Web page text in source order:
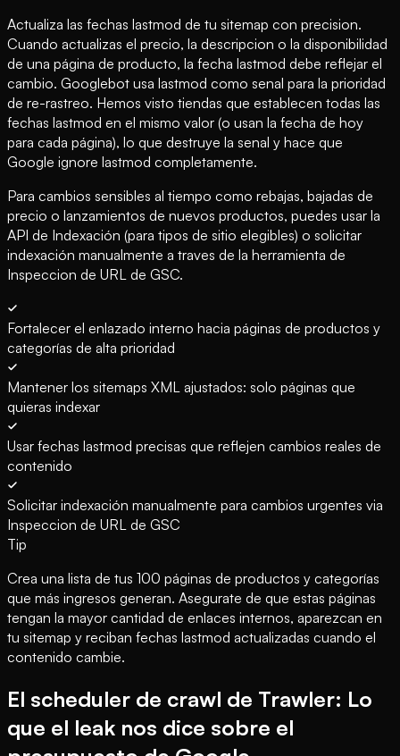
Actualiza las fechas lastmod de tu sitemap con precision.
Cuando actualizas el precio, la descripcion o la disponibilidad
de una página de producto, la fecha lastmod debe reflejar el
cambio. Googlebot usa lastmod como senal para la prioridad
de re-rastreo. Hemos visto tiendas que establecen todas las
fechas lastmod en el mismo valor (o usan la fecha de hoy
para cada página), lo que destruye la senal y hace que
Google ignore lastmod completamente.
Para cambios sensibles al tiempo como rebajas, bajadas de
precio o lanzamientos de nuevos productos, puedes usar la
API de Indexación (para tipos de sitio elegibles) o solicitar
indexación manualmente a traves de la herramienta de
Inspeccion de URL de GSC.
Fortalecer el enlazado interno hacia páginas de productos y
categorías de alta prioridad
Mantener los sitemaps XML ajustados: solo páginas que
quieras indexar
Usar fechas lastmod precisas que reflejen cambios reales de
contenido
Solicitar indexación manualmente para cambios urgentes via
Inspeccion de URL de GSC
Tip
Crea una lista de tus 100 páginas de productos y categorías
que más ingresos generan. Asegurate de que estas páginas
tengan la mayor cantidad de enlaces internos, aparezcan en
tu sitemap y reciban fechas lastmod actualizadas cuando el
contenido cambie.
El scheduler de crawl de Trawler: Lo
que el leak nos dice sobre el